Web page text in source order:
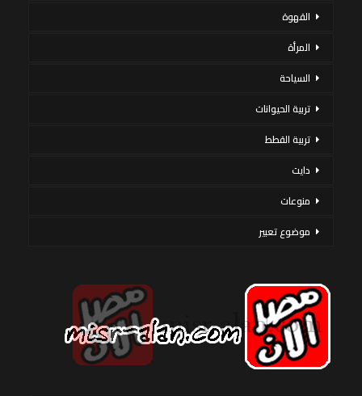
القهوة
المرأة
السياحة
تربية الحيوانات
تربية القطط
دايت
منوعات
موضوع تعبير